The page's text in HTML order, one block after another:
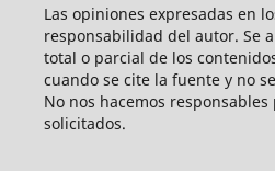
Las opiniones expresadas en
responsabilidad del autor. Se
total o parcial de los
cuando se cite la fuente y no
No nos hacemos
solicitados.